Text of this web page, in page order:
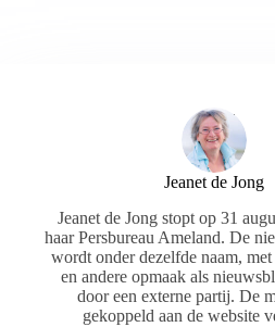
Jeanet de Jong
Jeanet de Jong stopt op 31
haar Persbureau Ameland. De
wordt onder dezelfde naam,
en andere opmaak als
door een externe partij. De
gekoppeld aan de website